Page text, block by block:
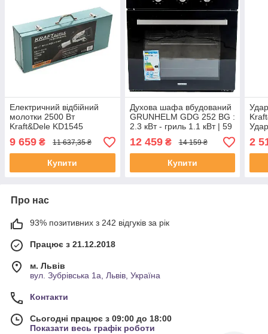
Електричний відбійний
молотки 2500 Вт
Kraft&Dele KD1545
Відбійний молоток
9 659 ₴ 11 637,35 ₴
Купити
Духова шафа вбудований
GRUNHELM GDG 252 BG :
2.3 кВт - гриль 1.1 кВт | 59
л | 250 °С
12 459₴ 14 159 ₴
Купити
2
Про нас
93% позитивних з 242 відгуків за рік
Працює з 21.12.2018
м. Львів
вул. Зубрівська 1а, Львів, Україна
Контакти
Сьогодні працює з 09:00 до 18:00
Показати весь графік роботи